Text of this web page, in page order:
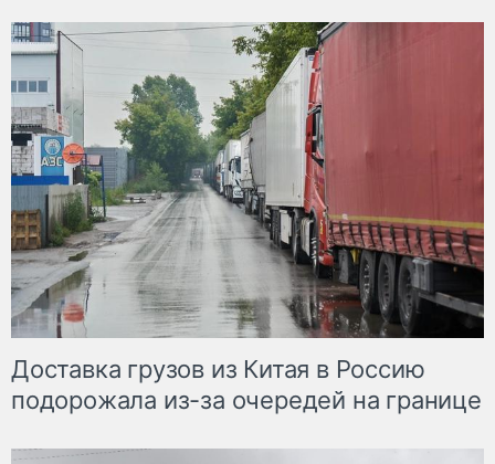
Доставка грузов из Китая в Россию
подорожала из-за очередей на границе